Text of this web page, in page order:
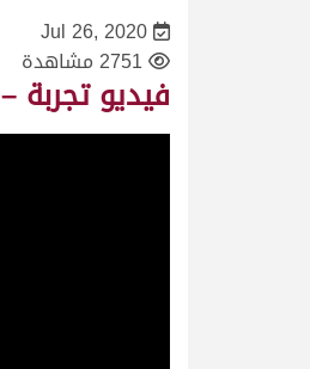
Jul 26, 2020
2751 مشاهدة
فيديو تجربة – 1121